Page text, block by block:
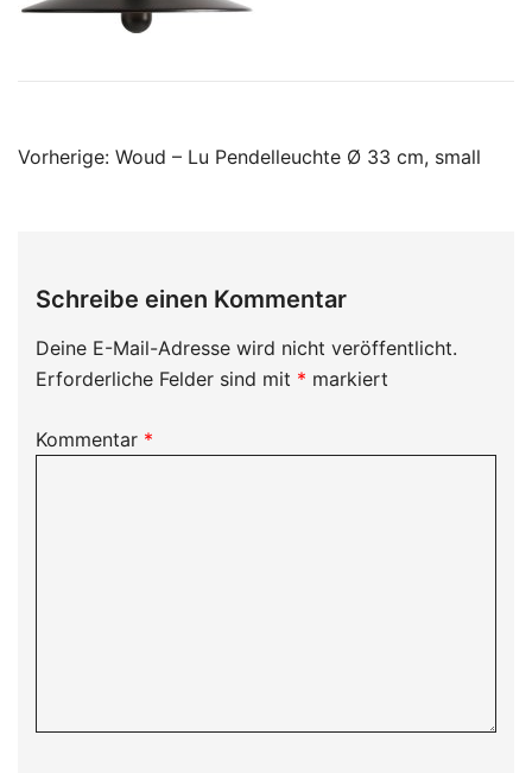
Beitragsnavigation
Vorherige: Woud – Lu Pendelleuchte Ø 33 cm, small
Schreibe einen Kommentar
Deine E-Mail-Adresse wird nicht veröffentlicht.
Erforderliche Felder sind mit * markiert
Kommentar *